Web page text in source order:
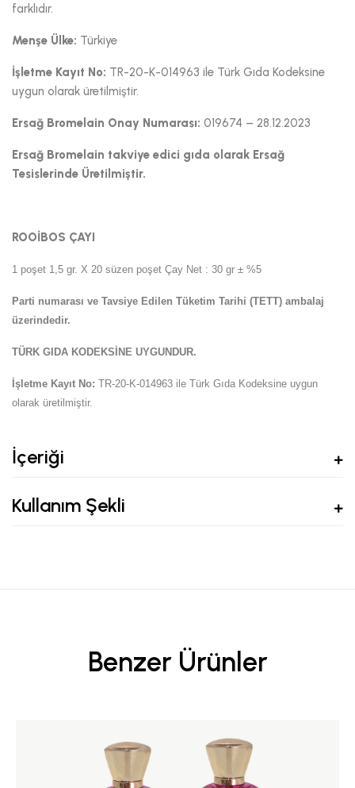
farklıdır.
Menşe Ülke: Türkiye
İşletme Kayıt No: TR-20-K-014963 ile Türk Gıda Kodeksine
uygun olarak üretilmiştir.
Ersağ Bromelain Onay Numarası: 019674 – 28.12.2023
Ersağ Bromelain takviye edici gıda olarak Ersağ
Tesislerinde Üretilmiştir.
ROOİBOS ÇAYI
1 poşet 1,5 gr. X 20 süzen poşet Çay Net : 30 gr ± %5
Parti numarası ve Tavsiye Edilen Tüketim Tarihi (TETT) ambalaj
üzerindedir.
TÜRK GIDA KODEKSİNE UYGUNDUR.
İşletme Kayıt No: TR-20-K-014963 ile Türk Gıda Kodeksine uygun
olarak üretilmiştir.
İçeriği
Kullanım Şekli
Benzer Ürünler